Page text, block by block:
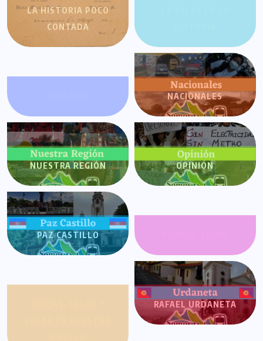
LA HISTORIA POCO
CONTADA
NACIONALES
NUESTRA REGIÓN OPINIÓN
PAZ CASTILLO
RAFAEL URDANETA